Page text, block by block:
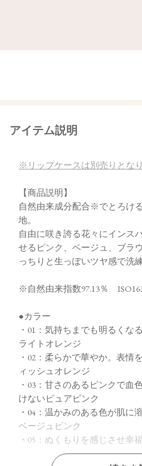
アイテム説明
※リップケースは別売りとなり
【商品説明】
自然由来成分配合※でとろけ
地。
自由に咲き誇る花々にインス
せるピンク、ベージュ、ブラ
っちりと生っぽいツヤ感で洗
※自然由来指数97.13％
●カラー
・01：気持ちまでも明るくな
ライトオレンジ
・02：柔らかで華やか。表情
ィッシュオレンジ
・03：甘さのあるピンクで血
けないピュアピンク
・04：温かみのある色が肌に
ベージュピンク
・05：ぬくもりを感じさせ幸
ディッシュピンク